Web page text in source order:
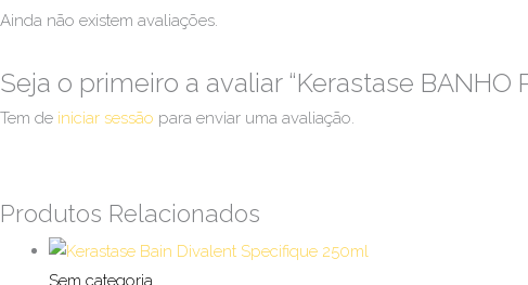
Ainda não existem avaliações.
Seja o primeiro a avaliar “Kerastase BANHO
Tem de iniciar sessão para enviar uma avaliação.
Produtos Relacionados
Sem categoria